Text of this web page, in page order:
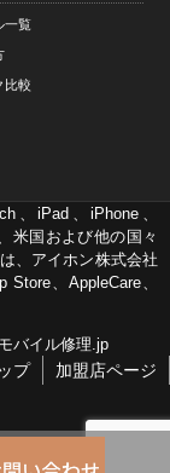
一覧
比較
、iPad、iPhone、
米国および他の国々
、アイホン株式会社
、AppleCare、
バイル修理.jp
プ 加盟店ページ